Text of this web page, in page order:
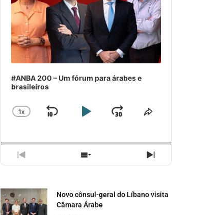
#ANBA 200 – Um fórum para árabes e
brasileiros
CHANGE
1X
SKIPPLAYJUMP
PREVIOUS
EPISODE
SHOW
EPISODES
NEXT
EPISODE
Novo cônsul-geral do Líbano visita
Câmara Árabe